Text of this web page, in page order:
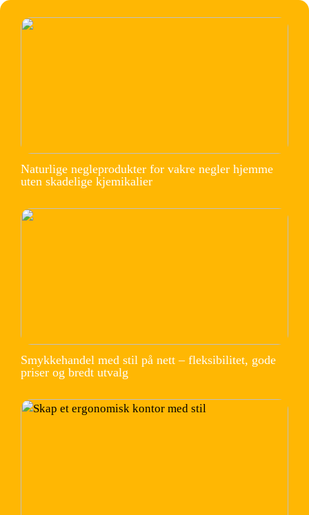
Naturlige negleprodukter for vakre negler hjemme
uten skadelige kjemikalier
Smykkehandel med stil på nett – fleksibilitet, gode
priser og bredt utvalg